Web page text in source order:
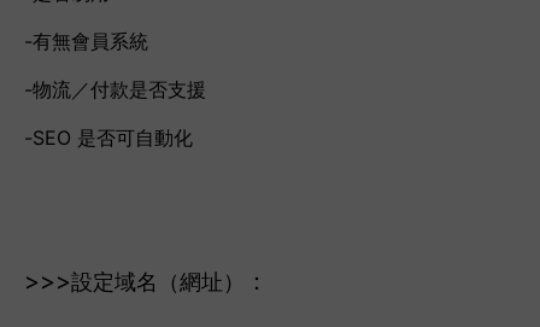
-有無會員系統
-物流／付款是否支援
-SEO 是否可自動化
>>>設定域名（網址） ：